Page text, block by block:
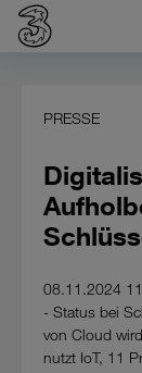
PRESSE
08.11.2024
- Status bei
von Cloud
nutzt IoT, 11